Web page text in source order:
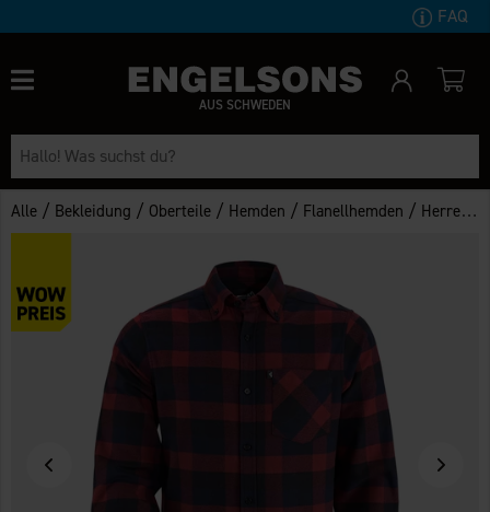
FAQ
AUS SCHWEDEN
Alle / Bekleidung / Oberteile / Hemden / Flanellhemden / Herren Flanellhemd Jasper